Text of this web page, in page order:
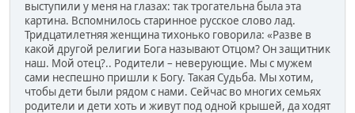
выступили у меня на глазах: так трогательна была эта
картина. Вспомнилось старинное русское слово лад.
Тридцатилетняя женщина тихонько говорила: «Разве в
какой другой религии Бога называют Отцом? Он защитник
наш. Мой отец?.. Родители – неверующие. Мы с мужем
сами неспешно пришли к Богу. Такая Судьба. Мы хотим,
чтобы дети были рядом с нами. Сейчас во многих семьях
родители и дети хоть и живут под одной крышей, да ходят